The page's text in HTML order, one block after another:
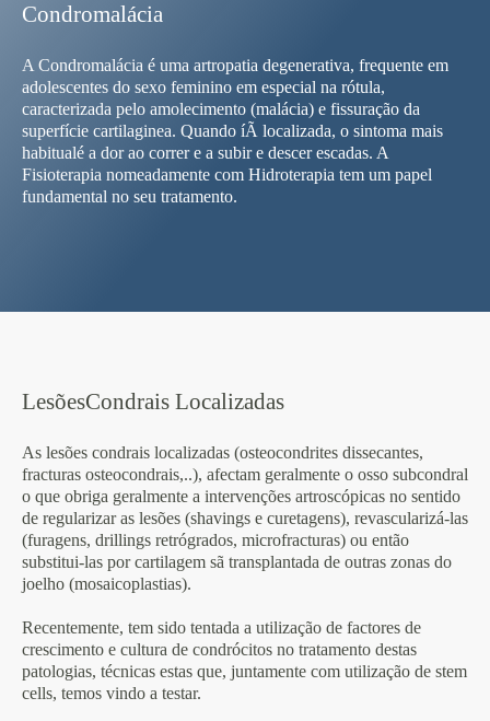
Condromalácia
A Condromalácia é uma artropatia degenerativa, frequente em
adolescentes do sexo feminino em especial na rótula,
caracterizada pelo amolecimento (malácia) e fissuração da
superfí­cie cartilaginea. Quando íÃ­ localizada, o sintoma mais
habitualé a dor ao correr e a subir e descer escadas. A
Fisioterapia nomeadamente com Hidroterapia tem um papel
fundamental no seu tratamento.
LesõesCondrais Localizadas
As lesões condrais localizadas (osteocondrites dissecantes,
fracturas osteocondrais,..), afectam geralmente o osso subcondral
o que obriga geralmente a intervenções artroscópicas no sentido
de regularizar as lesões (shavings e curetagens), revascularizá-las
(furagens, drillings retrógrados, microfracturas) ou então
substitui-las por cartilagem sã transplantada de outras zonas do
joelho (mosaicoplastias).
Recentemente, tem sido tentada a utilização de factores de
crescimento e cultura de condrócitos no tratamento destas
patologias, técnicas estas que, juntamente com utilização de stem
cells, temos vindo a testar.